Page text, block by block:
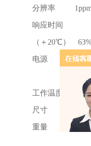
分辨率
响应时间
（＋20℃）
电源 AC
内置充电电
工作温度 －
尺寸
重量 3公斤